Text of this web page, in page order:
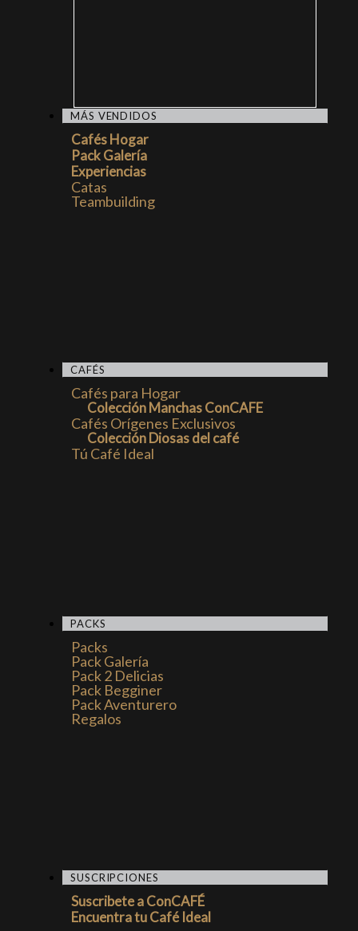
MÁS VENDIDOS
Cafés Hogar
Pack Galería
Experiencias
Catas
Teambuilding
CAFÉS
Cafés para Hogar
Colección Manchas ConCAFE
Cafés Orígenes Exclusivos
Colección Diosas del café
Tú Café Ideal
PACKS
Packs
Pack Galería
Pack 2 Delicias
Pack Begginer
Pack Aventurero
Regalos
SUSCRIPCIONES
Suscribete a ConCAFÉ
Encuentra tu Café Ideal